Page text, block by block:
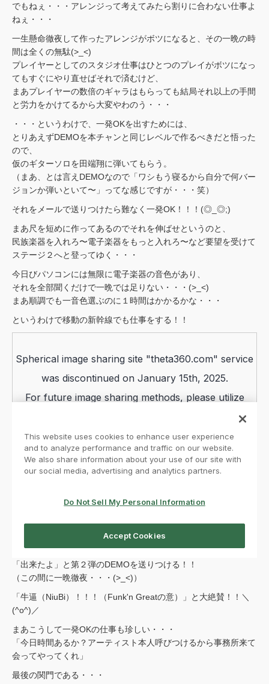
でもねぇ・・・アレンジって考えてみたら割りに合わない仕事よ
ねぇ・・・
一生懸命徹夜して作ったアレンジがボツになると、その一晩の時
間は全くの無駄(>_<)
プレイヤーとしてのスタジオ仕事はひとつのプレイがボツになっ
てもすぐにやり直せばそれで済むけど、
まあプレイヤーの数倍のギャラはもらっても結局それ以上の手間
と労力をかけてるから大変やわのう・・・
・・・というわけで、一発OKを出すためには、
とりあえずDEMOを本チャンと同じレベルで作るべきだと悟った
ので、
仮のギターソロを田端翔に弾いてもらう。
（まあ、とは言えDEMOなので「ワシもう寝るから自分で何バー
ジョンか弾いといて〜」ってな感じですが・・・笑）
それをメールで送りつけたら難なく一発OK！！！(◎_◎;)
まあ尺を短めに作ってあるのでそれを伸ばせというのと、
民族楽器を入れろ〜電子楽器をもっと入れろ〜など要望を受けて
ステージ２へと登ってゆく・・・
今日びパソコンには無限に電子楽器の音色があり、
それを全部聞くだけで一晩では足りない・・・(>_<)
まあ順調でも一音色選ぶのに１時間はかかるかな・・・
というわけで移動の新幹線でも仕事をする！！
「出来たよ」と第２弾のDEMOを送りつける！！
（この間に一晩徹夜・・・(>_<)）
「牛逼（NiuBi）！！！（Funk'n Greatの意）」と大絶賛！！＼
(^o^)／
まあこうして一発OKの仕事も珍しい・・・
「今日時間あるか？アーティスト本人呼びつけるから事務所来て
会ってやってくれ」
最後の関門である・・・